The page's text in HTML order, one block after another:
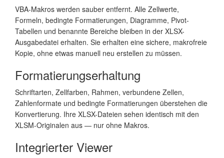
VBA-Makros werden sauber entfernt. Alle Zellwerte,
Formeln, bedingte Formatierungen, Diagramme, Pivot-
Tabellen und benannte Bereiche bleiben in der XLSX-
Ausgabedatei erhalten. Sie erhalten eine sichere, makrofreie
Kopie, ohne etwas manuell neu erstellen zu müssen.
Formatierungserhaltung
Schriftarten, Zellfarben, Rahmen, verbundene Zellen,
Zahlenformate und bedingte Formatierungen überstehen die
Konvertierung. Ihre XLSX-Dateien sehen identisch mit den
XLSM-Originalen aus — nur ohne Makros.
Integrierter Viewer